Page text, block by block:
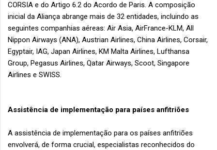
CORSIA e do Artigo 6.2 do Acordo de Paris. A composição
inicial da Aliança abrange mais de 32 entidades, incluindo as
seguintes companhias aéreas: Air Asia, AirFrance-KLM, All
Nippon Airways (ANA), Austrian Airlines, China Airlines, Corsair,
Egyptair, IAG, Japan Airlines, KM Malta Airlines, Lufthansa
Group, Pegasus Airlines, Qatar Airways, Scoot, Singapore
Airlines e SWISS.
Assistência de implementação para países anfitriões
A assistência de implementação para os países anfitriões
envolverá, de forma crucial, especialistas reconhecidos do